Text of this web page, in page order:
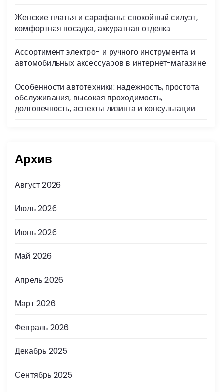
Женские платья и сарафаны: спокойный силуэт,
комфортная посадка, аккуратная отделка
Ассортимент электро- и ручного инструмента и
автомобильных аксессуаров в интернет-магазине
Особенности автотехники: надежность, простота
обслуживания, высокая проходимость,
долговечность, аспекты лизинга и консультации
Архив
Август 2026
Июль 2026
Июнь 2026
Май 2026
Апрель 2026
Март 2026
Февраль 2026
Декабрь 2025
Сентябрь 2025